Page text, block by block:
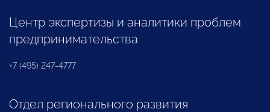
Центр экспертизы и аналитики проблем
предпринимательства
+7 (495) 247-4777
Отдел регионального развития